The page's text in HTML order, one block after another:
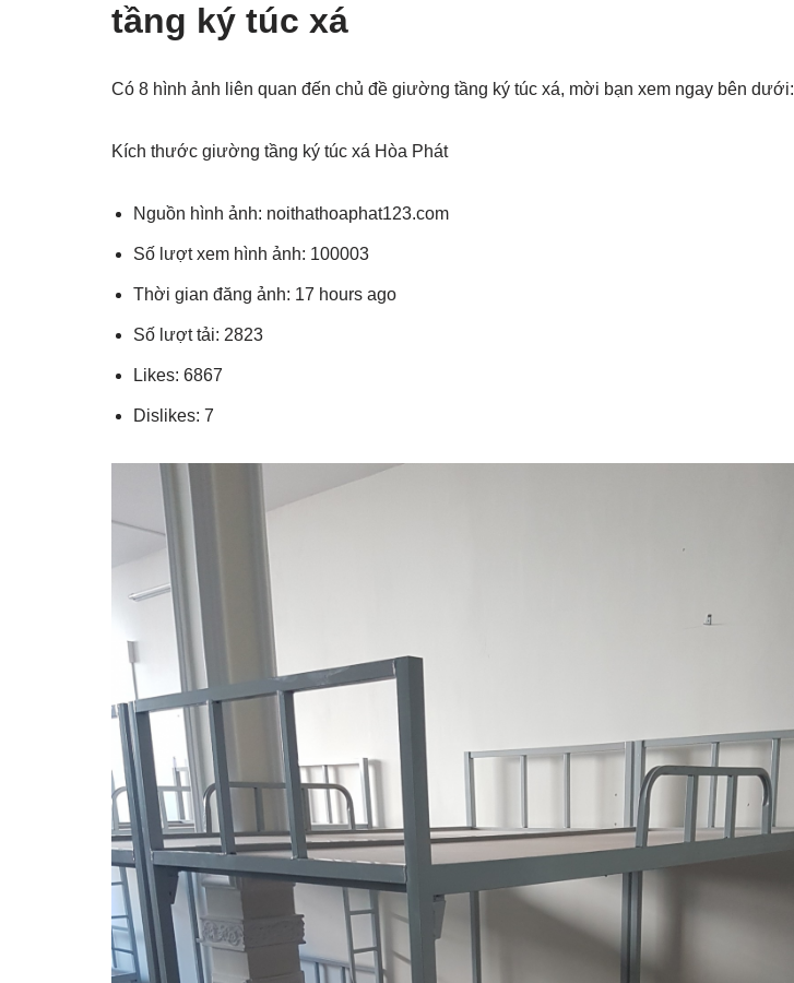
tầng ký túc xá
Có 8 hình ảnh liên quan đến chủ đề giường tầng ký túc xá, mời bạn xem ngay bên dưới:
Kích thước giường tầng ký túc xá Hòa Phát
Nguồn hình ảnh: noithathoaphat123.com
Số lượt xem hình ảnh: 100003
Thời gian đăng ảnh: 17 hours ago
Số lượt tải: 2823
Likes: 6867
Dislikes: 7